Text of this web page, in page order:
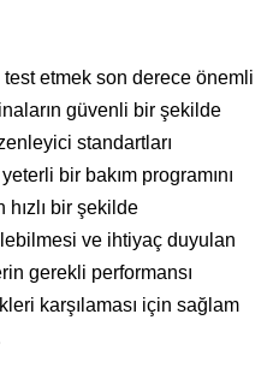
etmek son derece önemli
güvenli bir şekilde
standartları
bir bakım programını
hızlı bir şekilde
ve ihtiyaç duyulan
gerekli performansı
karşılaması için sağlam